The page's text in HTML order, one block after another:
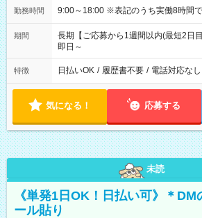
勤務時間 9:00～18:00 ※表記のうち実働8時間
期間
長期【ご応募から1週間以内(最短2日
即日～
特徴 日払いOK / 履歴書不要 / 電話対応なし
気になる！ 応募する
未読
《単発1日OK！日払い可》＊
ール貼り